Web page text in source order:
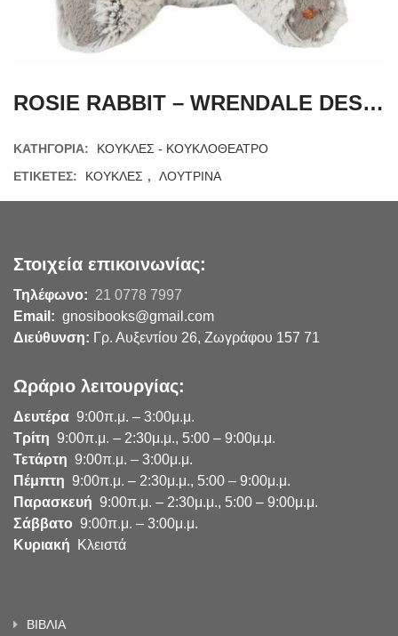
ROSIE RABBIT – WRENDALE DESIGNS PLUSH
ΚΑΤΗΓΟΡΊΑ:
ΚΟΥΚΛΕΣ - ΚΟΥΚΛΟΘΕΑΤΡΟ
ΕΤΙΚΈΤΕΣ:
ΚΟΥΚΛΕΣ , ΛΟΥΤΡΙΝΑ
Στοιχεία επικοινωνίας:
Τηλέφωνο: 21 0778 7997
Email: gnosibooks@gmail.com
Διεύθυνση: Γρ. Αυξεντίου 26, Ζωγράφου 157 71
Ωράριο λειτουργίας:
Δευτέρα 9:00π.μ. – 3:00μ.μ.
Τρίτη 9:00π.μ. – 2:30μ.μ., 5:00 – 9:00μ.μ.
Τετάρτη 9:00π.μ. – 3:00μ.μ.
Πέμπτη 9:00π.μ. – 2:30μ.μ., 5:00 – 9:00μ.μ.
Παρασκευή 9:00π.μ. – 2:30μ.μ., 5:00 – 9:00μ.μ.
Σάββατο 9:00π.μ. – 3:00μ.μ.
Κυριακή Κλειστά
ΒΙΒΛΙΑ